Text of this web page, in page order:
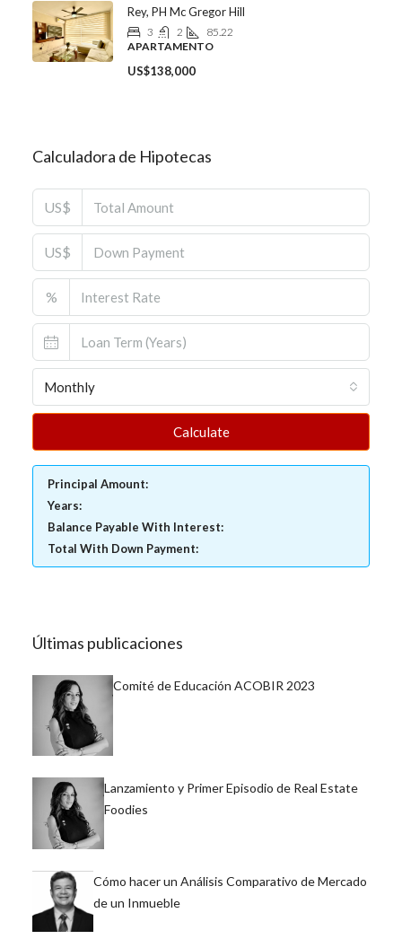
Rey, PH Mc Gregor Hill
3 2
85.22
APARTAMENTO
US$138,000
Calculadora de Hipotecas
US$
US$
%
Monthly
Calculate
Principal Amount:
Years:
Balance Payable With Interest:
Total With Down Payment:
Últimas publicaciones
Comité de Educación ACOBIR 2023
Lanzamiento y Primer Episodio de Real Estate
Foodies
Cómo hacer un Análisis Comparativo de Mercado
de un Inmueble